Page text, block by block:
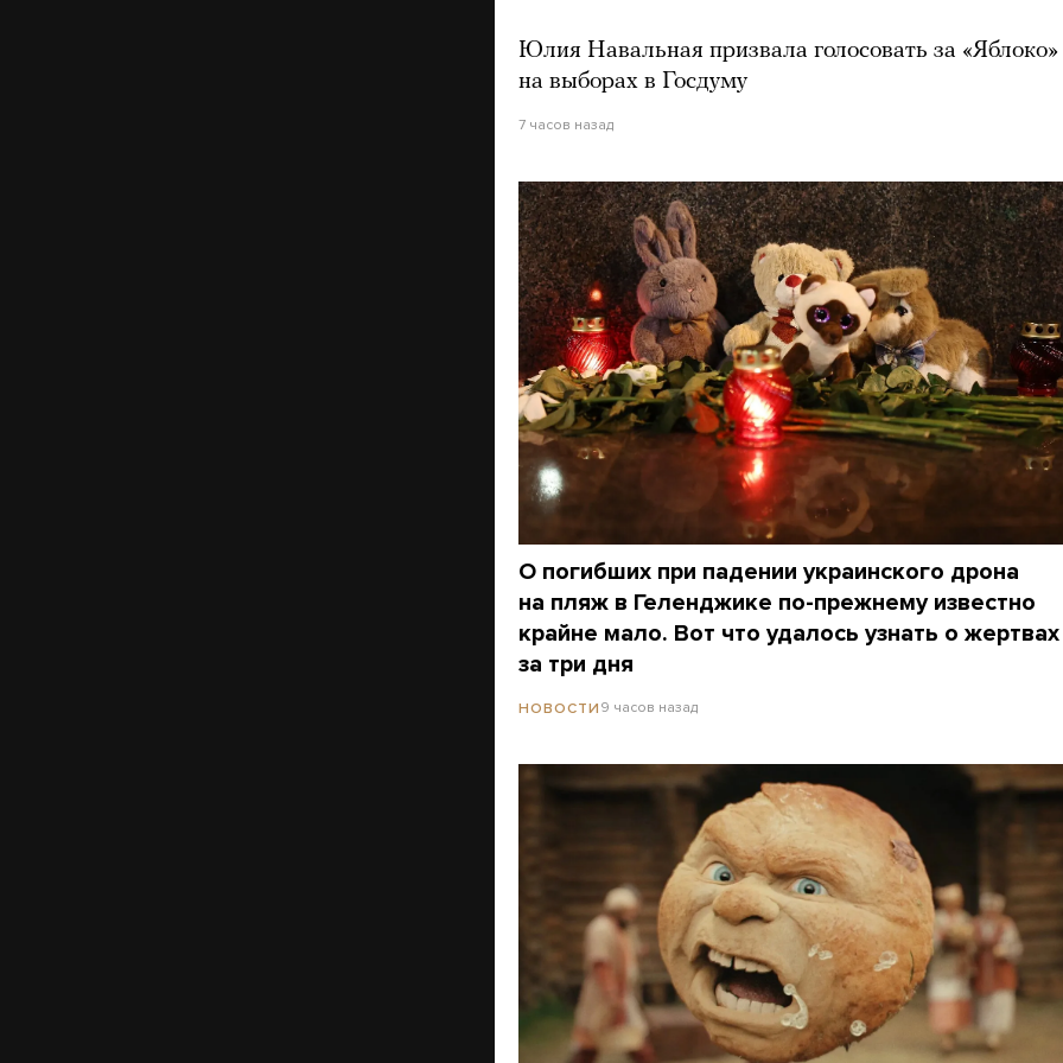
Юлия Навальная призвала голосовать за «Яблоко»
на выборах в Госдуму
7 часов назад
О погибших при падении украинского дрона
на пляж в Геленджике по-прежнему известно
крайне мало. Вот что удалось узнать о жертвах
за три дня
НОВОСТИ 9 часов назад